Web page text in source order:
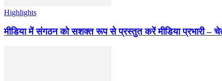
Highlights
मीडिया में संगठन को सशक्त रूप से प्रस्तुत करें मीडिया प्रभारी –